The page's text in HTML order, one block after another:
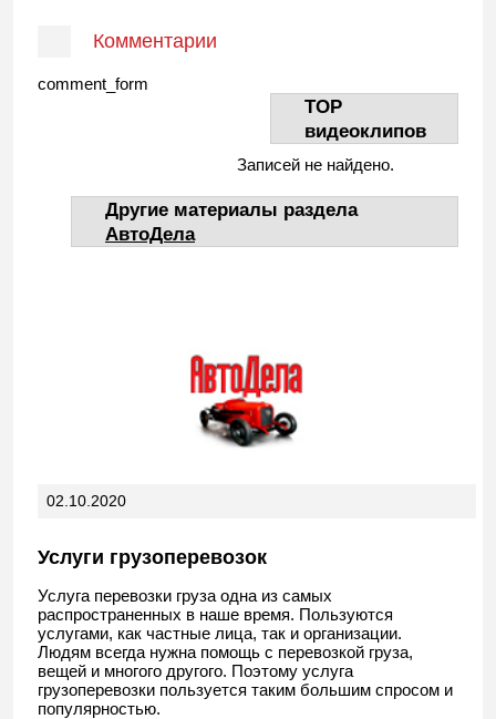
Комментарии
comment_form
TOP
видеоклипов
Записей не найдено.
Другие материалы раздела
АвтоДела
02.10.2020
Услуги грузоперевозок
Услуга перевозки груза одна из самых
распространенных в наше время. Пользуются
услугами, как частные лица, так и организации.
Людям всегда нужна помощь с перевозкой груза,
вещей и многого другого. Поэтому услуга
грузоперевозки пользуется таким большим спросом и
популярностью.